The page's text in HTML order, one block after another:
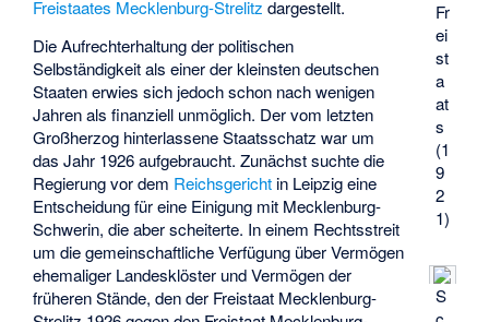
Fr
ei
st
a
at
s
(1
9
2
1)
S
Freistaates Mecklenburg-Strelitz dargestellt.
Die Aufrechterhaltung der politischen
Selbständigkeit als einer der kleinsten deutschen
Staaten erwies sich jedoch schon nach wenigen
Jahren als finanziell unmöglich. Der vom letzten
Großherzog hinterlassene Staatsschatz war um
das Jahr 1926 aufgebraucht. Zunächst suchte die
Regierung vor dem Reichsgericht in Leipzig eine
Entscheidung für eine Einigung mit Mecklenburg-
Schwerin, die aber scheiterte. In einem Rechtsstreit
um die gemeinschaftliche Verfügung über Vermögen
ehemaliger Landesklöster und Vermögen der
früheren Stände, den der Freistaat Mecklenburg-